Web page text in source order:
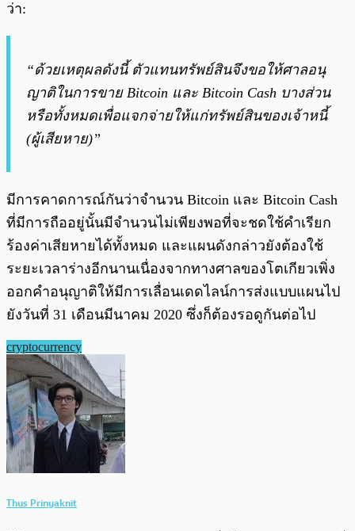
ว่า:
“ด้วยเหตุผลดังนี้ ตัวแทนทรัพย์สินจึงขอให้ศาลอนุ
ญาติในการขาย Bitcoin และ Bitcoin Cash บางส่วน
หรือทั้งหมดเพื่อแจกจ่ายให้แก่ทรัพย์สินของเจ้าหนี้
(ผู้เสียหาย)”
มีการคาดการณ์กันว่าจำนวน Bitcoin และ Bitcoin Cash
ที่มีการถืออยู่นั้นมีจำนวนไม่เพียงพอที่จะชดใช้คำเรียก
ร้องค่าเสียหายได้ทั้งหมด และแผนดังกล่าวยังต้องใช้
ระยะเวลาร่างอีกนานเนื่องจากทางศาลของโตเกียวเพิ่ง
ออกคำอนุญาติให้มีการเลื่อนเดดไลน์การส่งแบบแผนไป
ยังวันที่ 31 เดือนมีนาคม 2020 ซึ่งก็ต้องรอดูกันต่อไป
cryptocurrency
Thus Prinyaknit